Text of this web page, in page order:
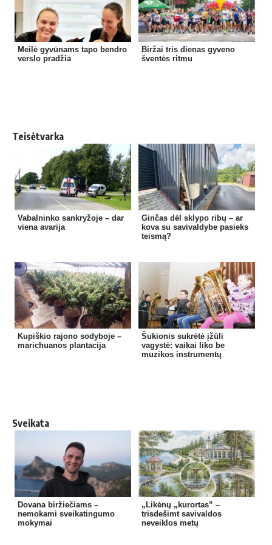
Meilė gyvūnams tapo bendro
verslo pradžia
Biržai tris dienas gyveno
šventės ritmu
Teisėtvarka
Vabalninko sankryžoje – dar
viena avarija
Ginčas dėl sklypo ribų – ar
kova su savivaldybe pasieks
teismą?
Kupiškio rajono sodyboje –
marichuanos plantacija
Šukionis sukrėtė įžūli
vagystė: vaikai liko be
muzikos instrumentų
Sveikata
Dovana biržiečiams –
nemokami sveikatingumo
mokymai
„Likėnų „kurortas” –
trisdešimt savivaldos
neveiklos metų